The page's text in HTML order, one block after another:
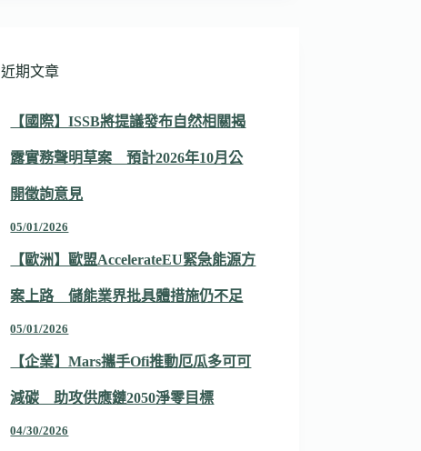
近期文章
【國際】ISSB將提議發布自然相關揭
露實務聲明草案 預計2026年10月公
開徵詢意見
05/01/2026
【歐洲】歐盟AccelerateEU緊急能源方
案上路 儲能業界批具體措施仍不足
05/01/2026
【企業】Mars攜手Ofi推動厄瓜多可可
減碳 助攻供應鏈2050淨零目標
04/30/2026